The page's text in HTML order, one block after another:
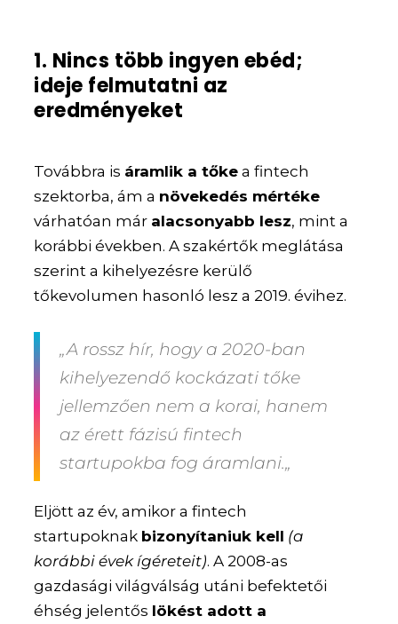
1. Nincs több ingyen ebéd;
ideje felmutatni az
eredményeket
Továbbra is áramlik a tőke a fintech
szektorba, ám a növekedés mértéke
várhatóan már alacsonyabb lesz, mint a
korábbi években. A szakértők meglátása
szerint a kihelyezésre kerülő
tőkevolumen hasonló lesz a 2019. évihez.
„A rossz hír, hogy a 2020-ban
kihelyezendő kockázati tőke
jellemzően nem a korai, hanem
az érett fázisú fintech
startupokba fog áramlani.„
Eljött az év, amikor a fintech
startupoknak bizonyítaniuk kell (a
korábbi évek ígéreteit). A 2008-as
gazdasági világválság utáni befektetői
éhség jelentős lökést adott a